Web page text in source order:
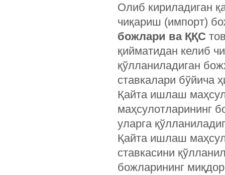
Олиб кириладиган
чиқариш (импорт)
божлари ва ҚҚС
қийматидан келиб
қўлланиладиган
ставкалари бўйича
Қайта ишлаш
маҳсулотларининг
уларга
Қайта ишлаш
ставкасини
божларининг